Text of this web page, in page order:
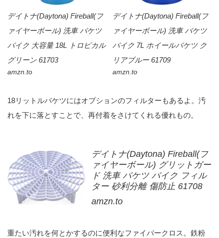
デイトナ(Daytona) Fireball(フ
ァイヤーボール) 洗車 バケツ
バイク 大容量 18L トロピカル
グリーン 61703
amzn.to
デイトナ(Daytona) Fireball(フ
ァイヤーボール) 洗車 バケツ
バイク 7L ホイールバケツ ク
リアブルー 61709
amzn.to
18リットルバケツにはオプションのフィルターもあるよ。汚
れを下に落とすことで、再付着をさけてくれる優れもの。
デイトナ(Daytona) Fireball(フ
ァイヤーボール) グリットガー
ド 洗車 バケツ バイク フィル
ター 砂利分離 傷防止 61708
amzn.to
重たい汚れを何とかするのに便利なファイバークロス。鉄粉